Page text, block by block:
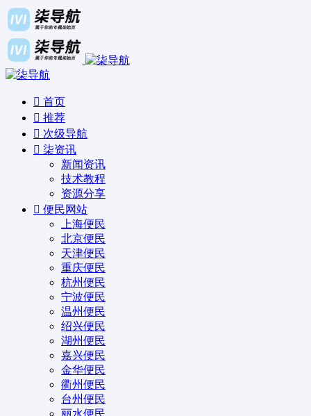
首页
推荐
次级导航
柒资讯
新闻资讯
技术教程
资源分享
便民网站
上海便民
北京便民
天津便民
重庆便民
杭州便民
宁波便民
温州便民
绍兴便民
湖州便民
嘉兴便民
金华便民
衢州便民
台州便民
丽水便民